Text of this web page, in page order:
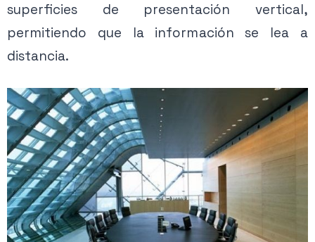
superficies de presentación vertical,
permitiendo que la información se lea a
distancia.